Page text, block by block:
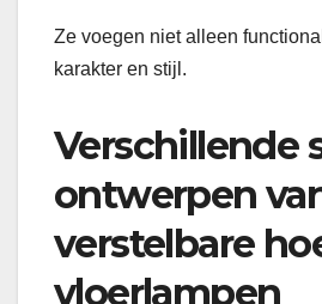
Ze voegen niet alleen
karakter en stijl.
Verschillende
ontwerpen
verstelbare
vloerlampen